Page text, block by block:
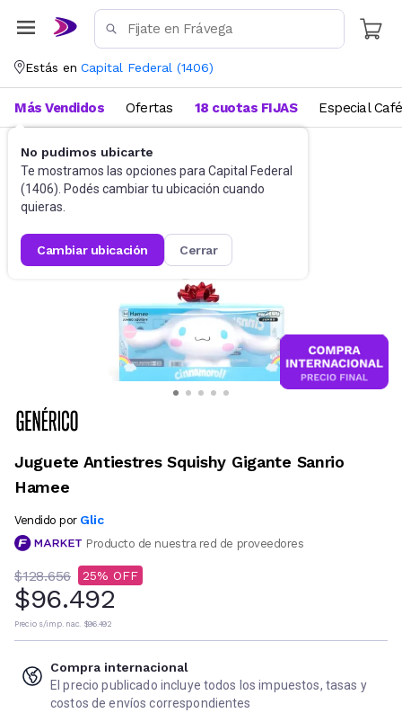
Estás en Capital Federal (1406)
No pudimos ubicarte
Te mostramos las opciones para Capital Federal
(1406). Podés cambiar tu ubicación cuando
quieras.
cambiar ubicación cerrar
Más Vendidos Ofertas 18 cuotas FIJAS Especial Café
Juguetes y Juegos
Juguete Antiestres Squishy Gigante Sanrio
Hamee
Vendido por Glic
Producto de nuestra red de proveedores
$128.656 25
$96.492
Precio s/imp. nac. $96.492
Compra internacional
El precio publicado incluye todos los impuestos, tasas y
costos de envíos correspondientes